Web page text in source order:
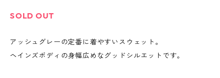
SOLD OUT
アッシュグレーの定番に着やすいスウェット。
ヘインズボディの身幅広めなグッドシルエットです。